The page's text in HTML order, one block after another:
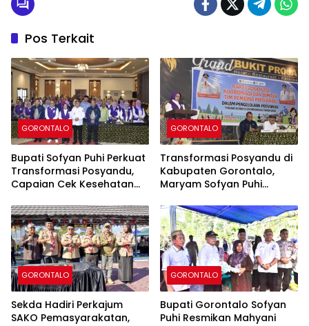
Pos Terkait
GORONTALO
Bupati Sofyan Puhi Perkuat
Transformasi Posyandu,
Capaian Cek Kesehatan
Gorontalo Tembus 54,43
Persen
GORONTALO
Transformasi Posyandu di
Kabupaten Gorontalo,
Maryam Sofyan Puhi
Bidang Standar Pelayanan
Minimal
GORONTALO
Sekda Hadiri Perkajum
SAKO Pemasyarakatan,
GORONTALO
Bupati Gorontalo Sofyan
Puhi Resmikan Mahyani